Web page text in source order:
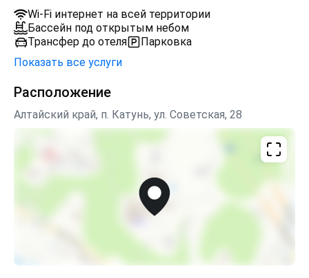
Wi-Fi интернет на всей территории
Бассейн под открытым небом
Трансфер до отеля
Парковка
Показать все услуги
Расположение
Алтайский край, п. Катунь, ул. Советская, 28